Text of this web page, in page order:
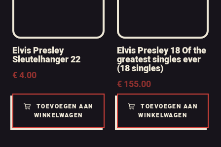
Elvis Presley
Sleutelhanger 22
€4.00
TOEVOEGEN AAN
WINKELWAGEN
Elvis Presley 18 Of the
greatest singles ever
(18 singles)
€155.00
TOEVOEGEN AAN
WINKELWAGEN